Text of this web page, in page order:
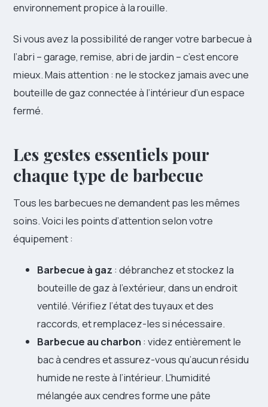
environnement propice à la rouille.
Si vous avez la possibilité de ranger votre barbecue à
l’abri – garage, remise, abri de jardin – c’est encore
mieux. Mais attention : ne le stockez jamais avec une
bouteille de gaz connectée à l’intérieur d’un espace
fermé.
Les gestes essentiels pour
chaque type de barbecue
Tous les barbecues ne demandent pas les mêmes
soins. Voici les points d’attention selon votre
équipement :
Barbecue à gaz : débranchez et stockez la
bouteille de gaz à l’extérieur, dans un endroit
ventilé. Vérifiez l’état des tuyaux et des
raccords, et remplacez-les si nécessaire.
Barbecue au charbon : videz entièrement le
bac à cendres et assurez-vous qu’aucun résidu
humide ne reste à l’intérieur. L’humidité
mélangée aux cendres forme une pâte